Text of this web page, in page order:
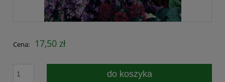
Cena: 17,50 zł
do koszyka